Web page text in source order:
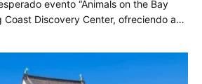
evento “Animals on the Bay
Coast Discovery Center, ofreciendo a…